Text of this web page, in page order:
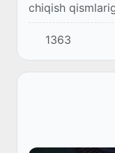
chiqish
koʻtargich
ishlamayotgani
noqulayliklar...
1363